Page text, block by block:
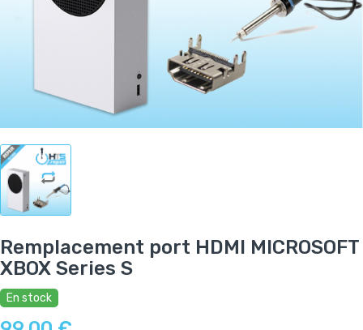
Remplacement port HDMI MICROSOFT
XBOX Series S
En stock